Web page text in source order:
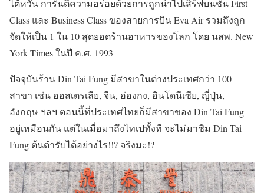
ไต้หวัน การันตีความอร่อยด้วยการถูกนำไปเสิร์ฟบนชั้น First
Class และ Business Class ของสายการบิน Eva Air รวมถึงถูก
จัดให้เป็น 1 ใน 10 สุดยอดร้านอาหารของโลก โดย นสพ. New
York Times ในปี ค.ศ. 1993
ปัจจุบันร้าน Din Tai Fung มีสาขาในต่างประเทศกว่า 100
สาขา เช่น ออสเตรเลีย, จีน, ฮ่องกง, อินโดนีเซีย, ญี่ปุ่น,
อังกฤษ ฯลฯ ตอนนี้ที่ประเทศไทยก็มีสาขาของ Din Tai Fung
อยู่เหมือนกัน แต่ในเมื่อมาถึงไทเปทั้งที จะไม่มาชิม Din Tai
Fung ต้นตำรับได้อย่างไร!!? จริงมะ!?